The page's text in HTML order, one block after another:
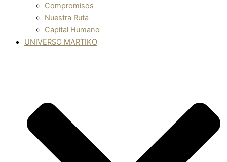
Compromisos
Nuestra Ruta
Capital Humano
UNIVERSO MARTIKO